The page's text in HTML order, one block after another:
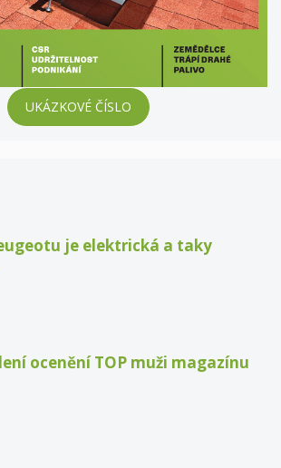
UKÁZKOVÉ ČÍSLO
je elektrická a taky
ocenění TOP muži magazínu